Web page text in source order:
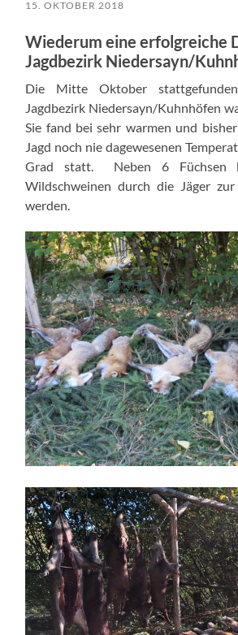
15. OKTOBER 2018
Wiederum eine erfolgreiche
Jagdbezirk Niedersayn/
Die Mitte Oktober
Jagdbezirk Niedersayn/Kuhnhöfen
Sie fand bei sehr warmen und
Jagd noch nie dagewesenen
Grad statt. Neben 6 Füchsen
Wildschweinen durch die Jäger
werden.